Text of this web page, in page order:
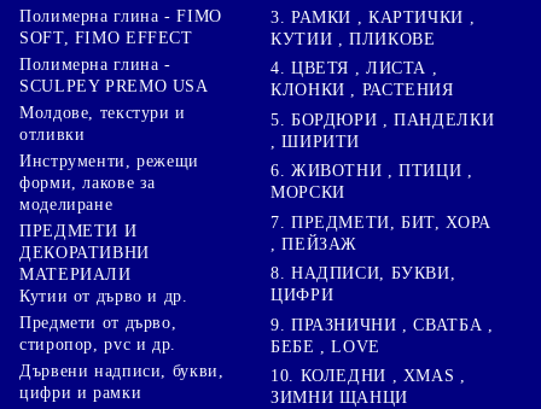
Полимерна глина - FIMO
SOFT, FIMO EFFECT
Полимерна глина -
SCULPEY PREMO USA
Молдове, текстури и
отливки
Инструменти, режещи
форми, лакове за
моделиране
ПРЕДМЕТИ И
ДЕКОРАТИВНИ
МАТЕРИАЛИ
Кутии от дърво и др.
Предмети от дърво,
стиропор, pvc и др.
Дървени надписи, букви,
цифри и рамки
3. РАМКИ , КАРТИЧКИ ,
КУТИИ , ПЛИКОВЕ
4. ЦВЕТЯ , ЛИСТА ,
КЛОНКИ , РАСТЕНИЯ
5. БОРДЮРИ , ПАНДЕЛКИ
, ШИРИТИ
6. ЖИВОТНИ , ПТИЦИ ,
МОРСКИ
7. ПРЕДМЕТИ, БИТ, ХОРА
, ПЕЙЗАЖ
8. НАДПИСИ, БУКВИ,
ЦИФРИ
9. ПРАЗНИЧНИ , СВАТБА ,
БЕБЕ , LOVE
10. КОЛЕДНИ , XMAS ,
ЗИМНИ ЩАНЦИ